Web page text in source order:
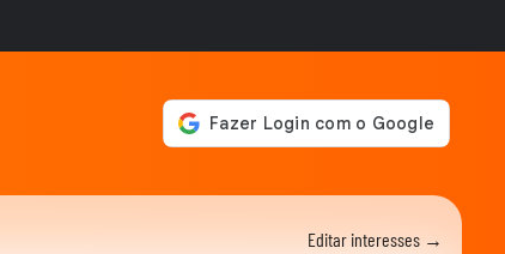
‘Fazendo a minha parte
mesmo sem ser presidente
Editar interesses →